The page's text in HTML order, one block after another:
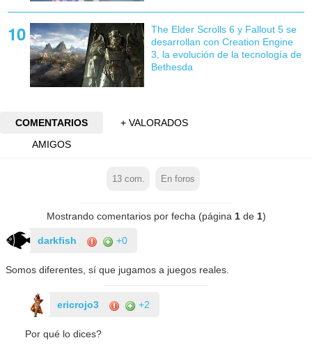
The Elder Scrolls 6 y Fallout 5 se
desarrollan con Creation Engine
3, la evolución de la tecnología de
Bethesda
COMENTARIOS
+ VALORADOS
AMIGOS
13com. En foros
Mostrando comentarios por fecha (página 1de 1)
darkfish +0
Somos diferentes, sí que jugamos a juegos reales.
ericrojo3 +2
Por qué lo dices?